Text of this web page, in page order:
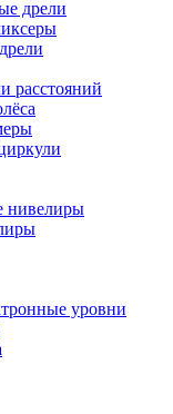
дрели
расстояний
нивелиры
уровни